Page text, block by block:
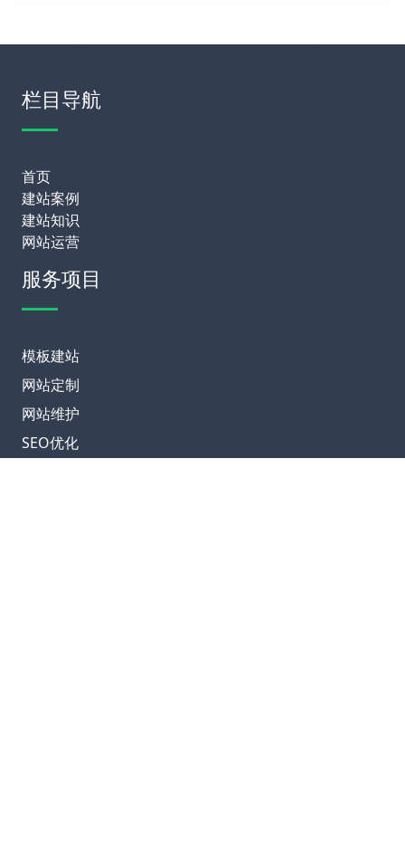
栏目导航
首页
建站案例
建站知识
网站运营
服务项目
模板建站
网站定制
网站维护
SEO优化